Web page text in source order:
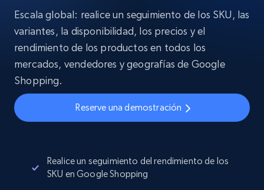
Escala global: realice un seguimiento de los SKU, las
variantes, la disponibilidad, los precios y el
rendimiento de los productos en todos los
mercados, vendedores y geografías de Google
Shopping.
Reserve una demostración
Realice un seguimiento del rendimiento de los
SKU en Google Shopping